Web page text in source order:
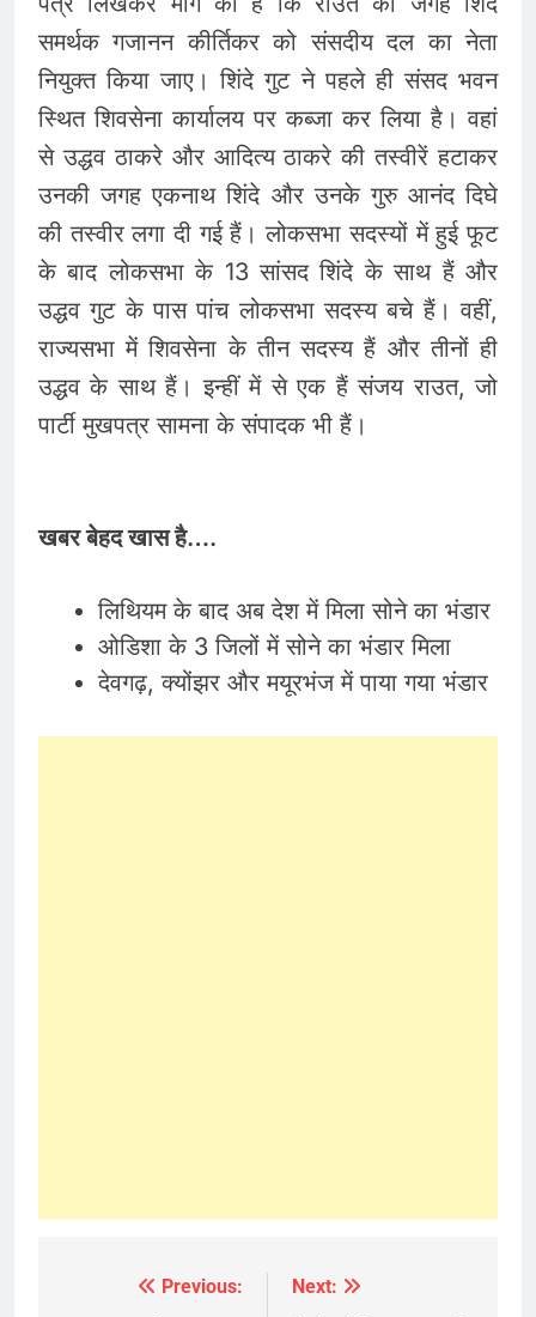
समर्थक गजानन कीर्तिकर को संसदीय दल का नेता
नियुक्त किया जाए। शिंदे गुट ने पहले ही संसद भवन
स्थित शिवसेना कार्यालय पर कब्जा कर लिया है। वहां
से उद्धव ठाकरे और आदित्य ठाकरे की तस्वीरें हटाकर
उनकी जगह एकनाथ शिंदे और उनके गुरु आनंद दिघे
की तस्वीर लगा दी गई हैं। लोकसभा सदस्यों में हुई फूट
के बाद लोकसभा के 13 सांसद शिंदे के साथ हैं और
उद्धव गुट के पास पांच लोकसभा सदस्य बचे हैं। वहीं,
राज्यसभा में शिवसेना के तीन सदस्य हैं और तीनों ही
उद्धव के साथ हैं। इन्हीं में से एक हैं संजय राउत, जो
पार्टी मुखपत्र सामना के संपादक भी हैं।
खबर बेहद खास है….
लिथियम के बाद अब देश में मिला सोने का भंडार
ओडिशा के 3 जिलों में सोने का भंडार मिला
देवगढ़, क्योंझर और मयूरभंज में पाया गया भंडार
Previous:
Next: